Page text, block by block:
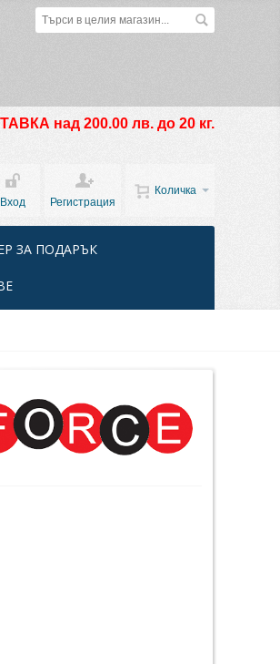
над 200.00 лв. до 20 кг.
Количка
Вход Регистрация
ЗА ПОДАРЪК